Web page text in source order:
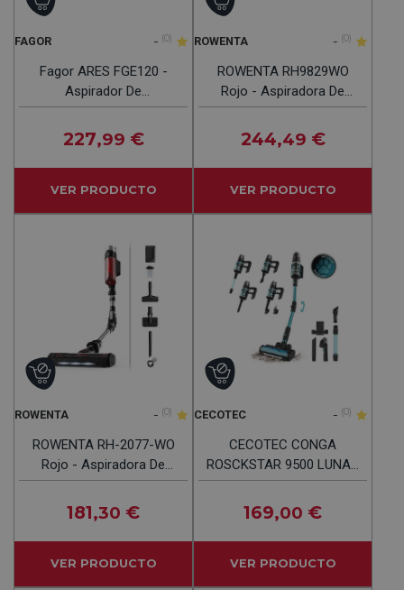
FAGOR - (0)
Fagor ARES FGE120 -
Aspirador De
Mano/Escoba
227,99 €
VER PRODUCTO
ROWENTA - (0)
ROWENTA RH9829WO
Rojo - Aspiradora De
Escoba 25.2V
244,49 €
VER PRODUCTO
ROWENTA - (0)
ROWENTA RH-2077-WO
Rojo - Aspiradora De
Escoba 18.4V
181,30 €
VER PRODUCTO
CECOTEC - (0)
CECOTEC CONGA
ROSCKSTAR 9500 LUNAR
PET FLE Negro-Azul -
Aspiradora De Escoba
300W
169,00 €
VER PRODUCTO